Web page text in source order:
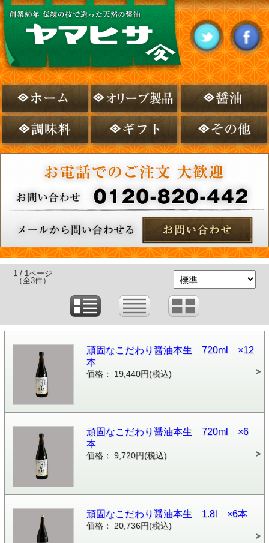
1 / 1ページ
（全3件）
頑固なこだわり醤油本生 720ml ×12
本
価格： 19,440円(税込)
頑固なこだわり醤油本生 720ml ×6
本
価格： 9,720円(税込)
頑固なこだわり醤油本生 1.8l ×6本
価格： 20,736円(税込)